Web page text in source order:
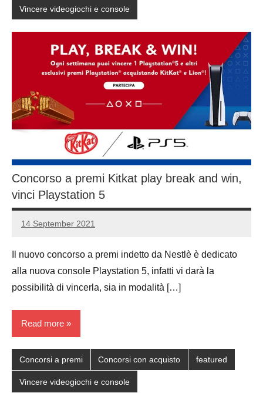
Vincere videogiochi e console
Concorso a premi Kitkat play break and win,
vinci Playstation 5
14 September 2021
Luca
2
Il nuovo concorso a premi indetto da Nestlè è dedicato
alla nuova console Playstation 5, infatti vi darà la
possibilità di vincerla, sia in modalità […]
Read more
Concorsi a premi Concorsi con acquisto featured
Vincere videogiochi e console